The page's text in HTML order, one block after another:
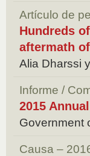
Artículo de
Hundreds
aftermath
Alia Dharssi
Informe /
2015
Government
Causa –